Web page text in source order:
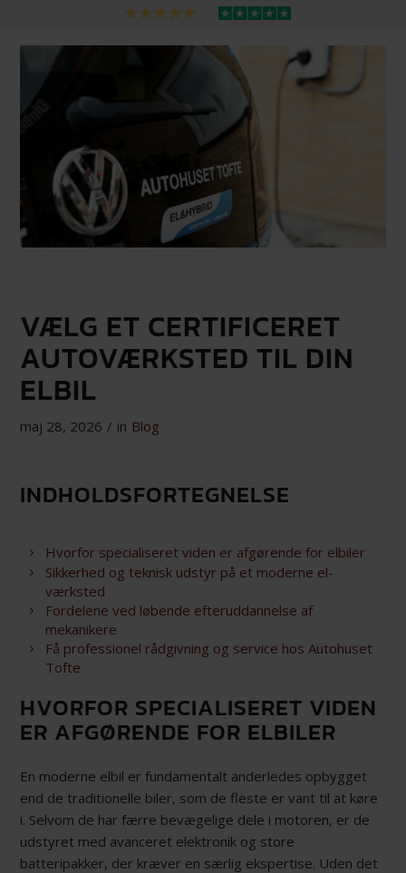
VÆLG ET CERTIFICERET
AUTOVÆRKSTED TIL DIN
ELBIL
maj 28, 2026 / in Blog
INDHOLDSFORTEGNELSE
Hvorfor specialiseret viden er afgørende for elbiler
Sikkerhed og teknisk udstyr på et moderne el-
værksted
Fordelene ved løbende efteruddannelse af
mekanikere
Få professionel rådgivning og service hos Autohuset
Tofte
HVORFOR SPECIALISERET VIDEN
ER AFGØRENDE FOR ELBILER
En moderne elbil er fundamentalt anderledes opbygget
end de traditionelle biler, som de fleste er vant til at køre
i. Selvom de har færre bevægelige dele i motoren, er de
udstyret med avanceret elektronik og store
batteripakker, der kræver en særlig ekspertise. Uden det